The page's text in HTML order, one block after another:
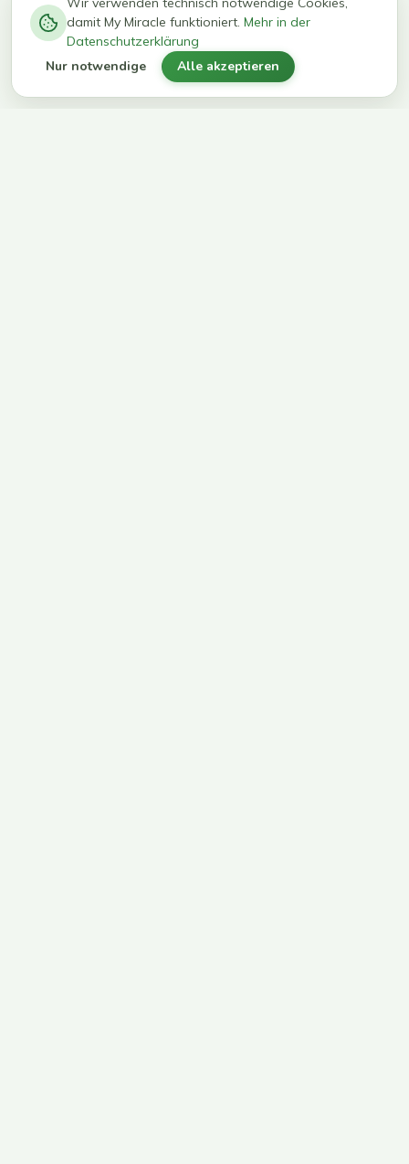
kg in 12
Wochen
erreichen
ihr Ziel
damit My Miracle funktioniert. Mehr in der
Datenschutzerklärung
Nur notwendige Alle akzeptieren